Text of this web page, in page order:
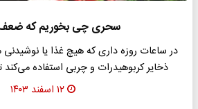
سحری چی بخوریم که ضعف
در ساعات روزه داری که هیچ غذا یا
ذخایر کربوهیدرات و چربی استفاده
۱۲ اسفند ۱۴۰۳